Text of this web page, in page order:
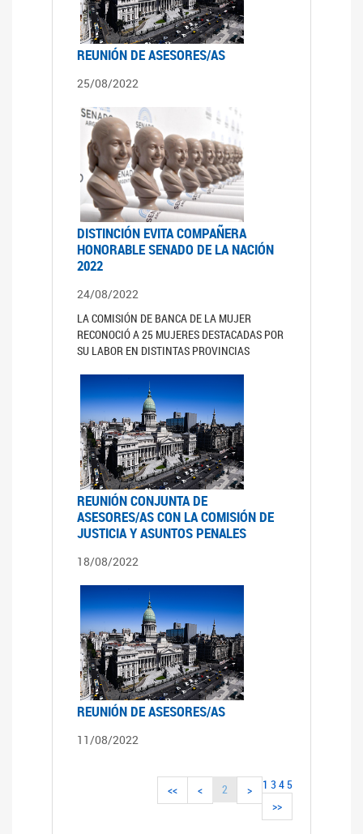
REUNIÓN DE ASESORES/AS
25/08/2022
DISTINCIÓN EVITA COMPAÑERA
HONORABLE SENADO DE LA NACIÓN
2022
24/08/2022
LA COMISIÓN DE BANCA DE LA MUJER
RECONOCIÓ A 25 MUJERES DESTACADAS POR
SU LABOR EN DISTINTAS PROVINCIAS
REUNIÓN CONJUNTA DE
ASESORES/AS CON LA COMISIÓN DE
JUSTICIA Y ASUNTOS PENALES
18/08/2022
REUNIÓN DE ASESORES/AS
11/08/2022
<< < 1
2 3 4 5
>
>>